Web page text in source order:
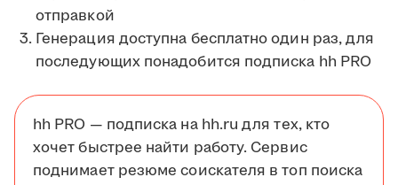
отправкой
Генерация доступна бесплатно один раз, для
последующих понадобится подписка hh PRO
hh PRO — подписка на hh.ru для тех, кто
хочет быстрее найти работу. Сервис
поднимает резюме соискателя в топ поиска